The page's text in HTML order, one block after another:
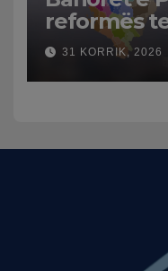
reformës
humbasim
qytetit
31 KORRIK, 2026